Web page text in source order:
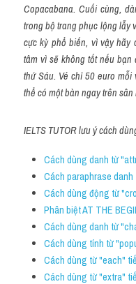
Copacabana. Cuối cùng,
trong bộ trang phục lộng lẫy
cực kỳ phổ biến, vì vậy hãy
tâm vì sẽ không tốt nếu
thứ Sáu. Vé chỉ 50 euro
thể có một bàn ngay trên sân
IELTS TUTOR lưu ý cách
Cách dùng danh từ
Cách paraphrase
Cách dùng động từ
Phân biệt AT THE
Cách dùng danh từ
Cách dùng tính từ
Cách dùng từ "each"
Cách dùng từ "extra"